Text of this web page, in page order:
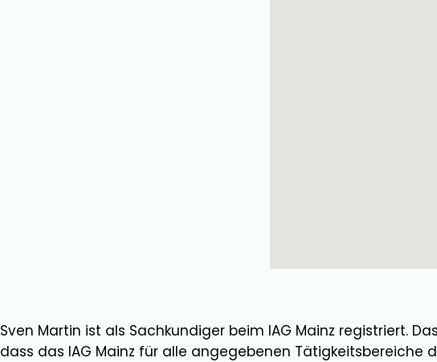
Sven Martin ist als Sachkundiger beim IAG Mainz registriert.
dass das IAG Mainz für alle angegebenen Tätigkeitsbereiche